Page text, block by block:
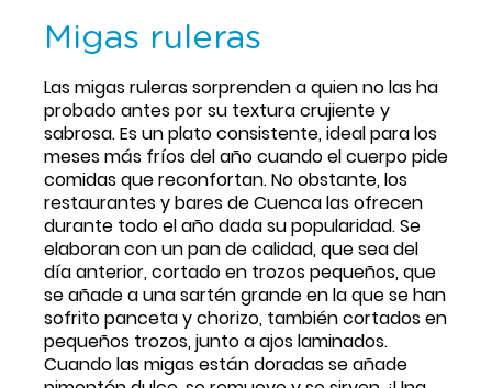
Migas ruleras
Las migas ruleras sorprenden a quien no las ha
probado antes por su textura crujiente y
sabrosa. Es un plato consistente, ideal para los
meses más fríos del año cuando el cuerpo pide
comidas que reconfortan. No obstante, los
restaurantes y bares de Cuenca las ofrecen
durante todo el año dada su popularidad. Se
elaboran con un pan de calidad, que sea del
día anterior, cortado en trozos pequeños, que
se añade a una sartén grande en la que se han
sofrito panceta y chorizo, también cortados en
pequeños trozos, junto a ajos laminados.
Cuando las migas están doradas se añade